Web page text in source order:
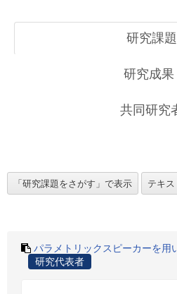
研究課題
研究成果
共同研究
パラメトリックスピーカーを用
研究代表者